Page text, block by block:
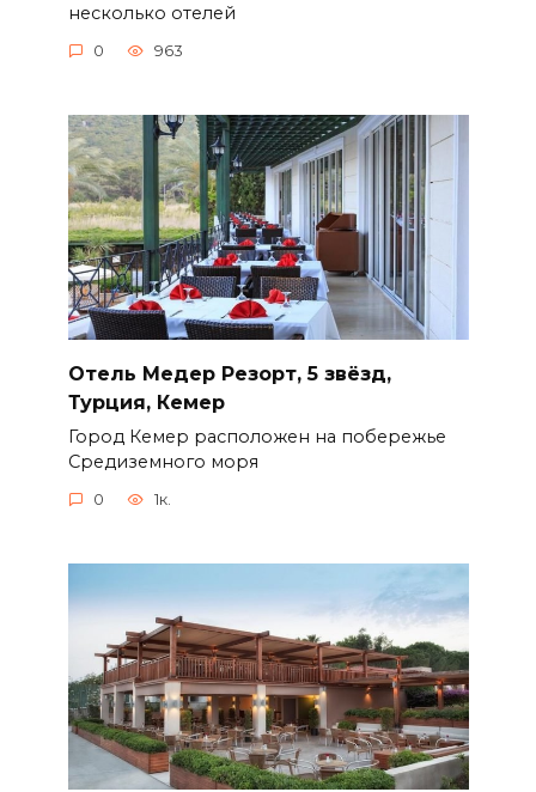
несколько отелей
0 963
Отель Медер Резорт, 5 звёзд,
Турция, Кемер
Город Кемер расположен на побережье
Средиземного моря
0 1к.